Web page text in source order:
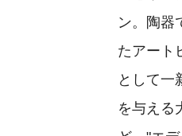
ン。陶器
たアート
として一
を与える